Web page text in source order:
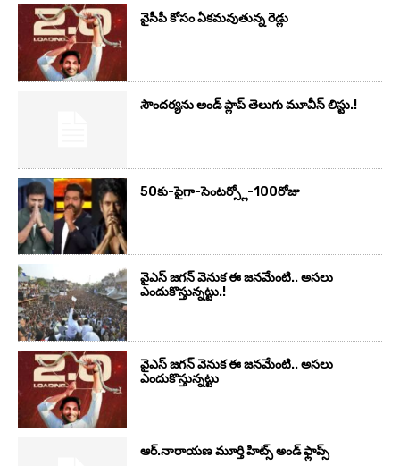
వైసీపీ కోసం ఏక‌మ‌వుతున్న రెడ్లు
సౌందర్యను అండ్‌ ప్లాప్‌ తెలుగు మూవీస్‌ లిస్టు.!
50కు-పైగా-సెంటర్స్లో-100రోజు
వైఎస్‌ జగన్‌ వెనుక ఈ జనమేంటి.. అసలు
ఎందుకొస్తున్నట్టు.!
వైఎస్‌ జగన్‌ వెనుక ఈ జనమేంటి.. అసలు
ఎందుకొస్తున్నట్టు
ఆర్‌.నారాయ‌ణ మూర్తి హిట్స్ అండ్ ఫ్లాప్స్‌